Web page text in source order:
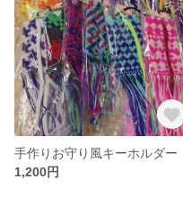
手作りお守り風キーホルダー
1,200円